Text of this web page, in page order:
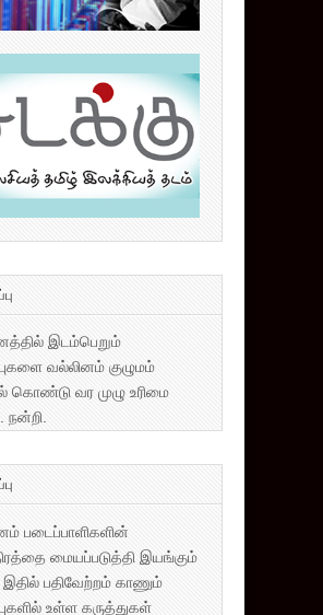
இடம்பெறும்
வல்லினம் குழுமம்
கொண்டு வர முழு உரிமை
நன்றி.
படைப்பாளிகளின்
மையப்படுத்தி இயங்கும்
பதிவேற்றம் காணும்
உள்ள கருத்துகள்